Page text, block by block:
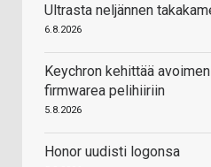
Ultrasta neljännen
6.8.2026
Keychron kehittää
firmwarea pelihiiriin
5.8.2026
Honor uudisti logonsa